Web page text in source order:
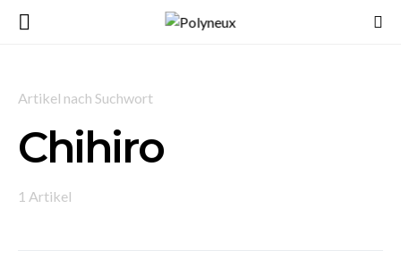
Artikel nach Suchwort
Chihiro
1 Artikel